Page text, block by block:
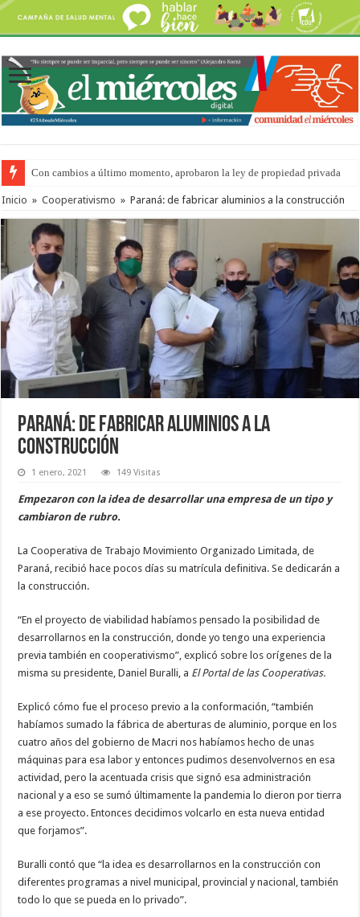
Con cambios a último momento, aprobaron la ley de propiedad privada
Inicio » Cooperativismo » Paraná: de fabricar aluminios a la construcción
Paraná: de fabricar aluminios a la
construcción
1 enero, 2021 149 Visitas
Empezaron con la idea de desarrollar una empresa de un tipo y
cambiaron de rubro.
La Cooperativa de Trabajo Movimiento Organizado Limitada, de
Paraná, recibió hace pocos días su matrícula definitiva. Se dedicarán a
la construcción.
“En el proyecto de viabilidad habíamos pensado la posibilidad de
desarrollarnos en la construcción, donde yo tengo una experiencia
previa también en cooperativismo”, explicó sobre los orígenes de la
misma su presidente, Daniel Buralli, a El Portal de las Cooperativas.
Explicó cómo fue el proceso previo a la conformación, “también
habíamos sumado la fábrica de aberturas de aluminio, porque en los
cuatro años del gobierno de Macri nos habíamos hecho de unas
máquinas para esa labor y entonces pudimos desenvolvernos en esa
actividad, pero la acentuada crisis que signó esa administración
nacional y a eso se sumó últimamente la pandemia lo dieron por tierra
a ese proyecto. Entonces decidimos volcarlo en esta nueva entidad
que forjamos”.
Buralli contó que “la idea es desarrollarnos en la construcción con
diferentes programas a nivel municipal, provincial y nacional, también
todo lo que se pueda en lo privado”.